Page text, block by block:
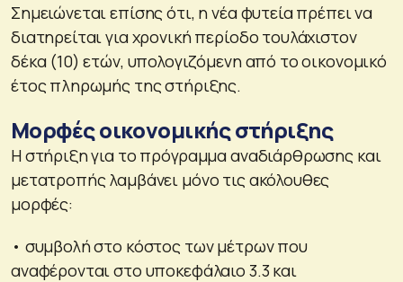
Σημειώνεται επίσης ότι, η νέα φυτεία πρέπει να
διατηρείται για χρονική περίοδο τουλάχιστον
δέκα (10) ετών, υπολογιζόμενη από το οικονομικό
έτος πληρωμής της στήριξης.
Μορφές οικονομικής στήριξης
Η στήριξη για το πρόγραμμα αναδιάρθρωσης και
μετατροπής λαμβάνει μόνο τις ακόλουθες
μορφές:
• συμβολή στο κόστος των μέτρων που
αναφέρονται στο υποκεφάλαιο 3.3 και